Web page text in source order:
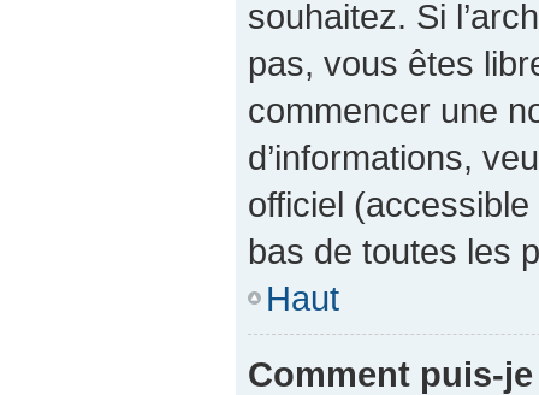
souhaitez. Si
pas, vous êtes
commencer une
d’informations,
officiel
bas de toutes les
Haut
Comment puis-